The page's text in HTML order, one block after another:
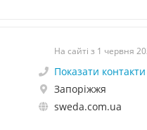
На сайті з 1 червня
Показати контакти
Запоріжжя
sweda.com.ua